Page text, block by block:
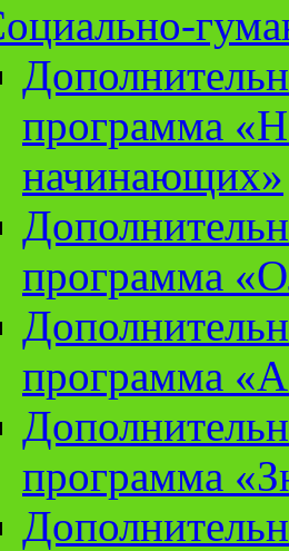
программа
начинающих»
программа
программа
программа